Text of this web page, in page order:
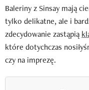
Baleriny z Sinsay mają
tylko delikatne, ale i
zdecydowanie zastąpią
które dotychczas
czy na imprezę.